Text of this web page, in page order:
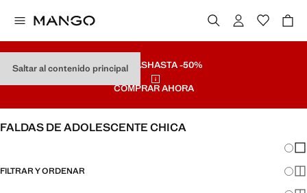
Saltar al contenido principal
REBAJASHASTA -50%
COMPRAR AHORA
FALDAS DE ADOLESCENTE CHICA
FILTRAR Y ORDENAR